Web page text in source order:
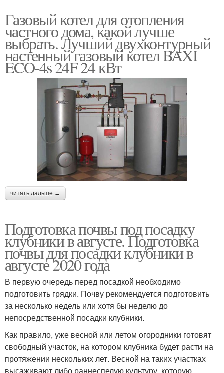
Газовый котел для отопления
частного дома, какой лучше
выбрать. Лучший двухконтурный
настенный газовый котел BAXI
ECO-4s 24F 24 кВт
читать дальше →
Подготовка почвы под посадку
клубники в августе. Подготовка
почвы для посадки клубники в
августе 2020 года
В первую очередь перед посадкой необходимо
подготовить грядки. Почву рекомендуется подготовить
за несколько недель или хотя бы неделю до
непосредственной посадки клубники.
Как правило, уже весной или летом огородники готовят
свободный участок, на котором клубника будет расти на
протяжении нескольких лет. Весной на таких участках
высаживают либо раннеспелую культуру, которую